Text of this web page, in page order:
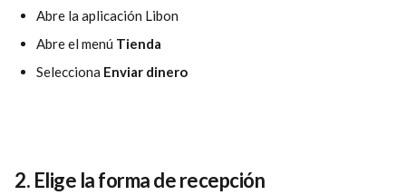
Abre la aplicación Libon
Abre el menú Tienda
Selecciona Enviar dinero
2. Elige la forma de recepción